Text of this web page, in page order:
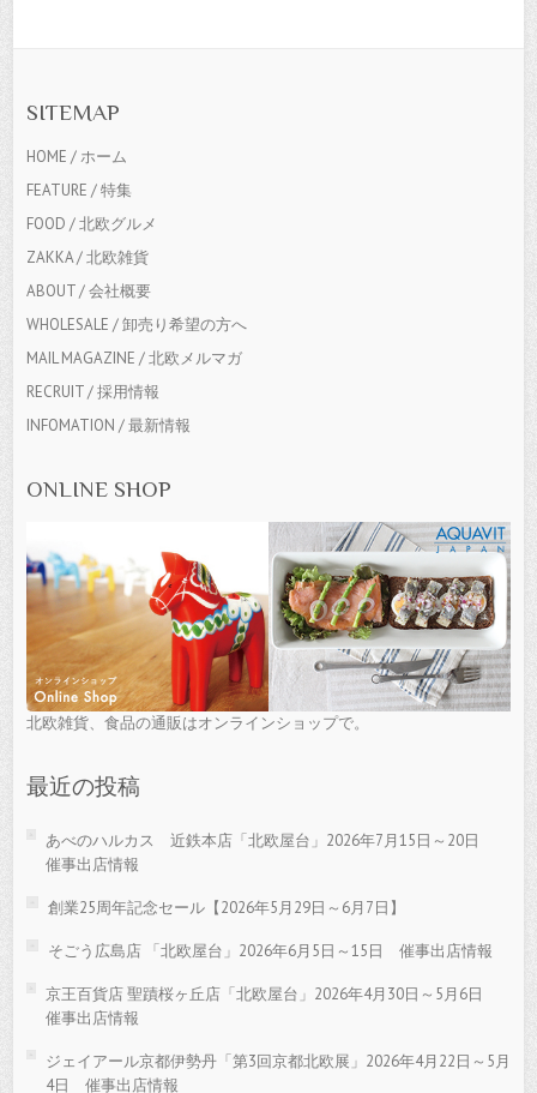
SITEMAP
HOME / ホーム
FEATURE / 特集
FOOD / 北欧グルメ
ZAKKA / 北欧雑貨
ABOUT / 会社概要
WHOLESALE / 卸売り希望の方へ
MAIL MAGAZINE / 北欧メルマガ
RECRUIT / 採用情報
INFOMATION / 最新情報
ONLINE SHOP
北欧雑貨、食品の通販はオンラインショップで。
最近の投稿
あべのハルカス 近鉄本店「北欧屋台」2026年7月15日～20日
催事出店情報
創業25周年記念セール【2026年5月29日～6月7日】
そごう広島店 「北欧屋台」2026年6月5日～15日 催事出店情報
京王百貨店 聖蹟桜ヶ丘店「北欧屋台」2026年4月30日～5月6日
催事出店情報
ジェイアール京都伊勢丹「第3回京都北欧展」2026年4月22日～5月
4日 催事出店情報